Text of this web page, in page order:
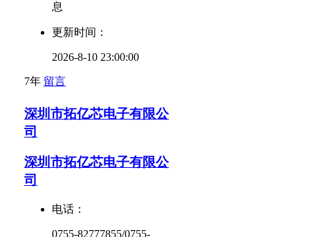
息
更新时间：
2026-8-10 23:00:00
7年 留言
深圳市拓亿芯电子有限公
司
深圳市拓亿芯电子有限公
司
电话：
0755-82777855/0755-